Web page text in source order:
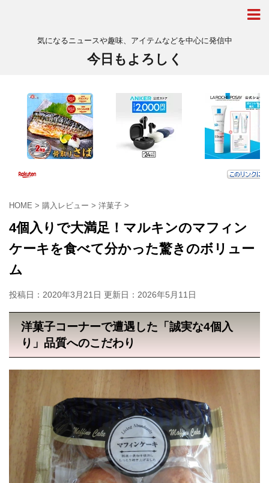
気になるニュースや趣味、アイテムなどを中心に発信中
今日もよろしく
HOME > 購入レビュー > 洋菓子 >
4個入りで大満足！マルキンのマフィン
ケーキを食べて分かった驚きのボリュー
ム
投稿日：2020年3月21日 更新日： 2026年5月11日
洋菓子コーナーで遭遇した「誠実な4個入
り」品質へのこだわり